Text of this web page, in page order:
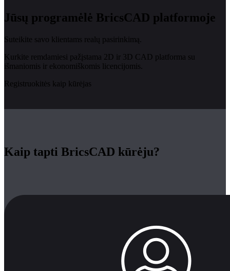
Jūsų programėlė BricsCAD platformoje
Suteikite savo klientams realų pasirinkimą.
Kurkite remdamiesi pažįstama 2D ir 3D CAD platforma su
išmaniomis ir ekonomiškomis licencijomis.
Registruokitės kaip kūrėjas
Kaip tapti BricsCAD kūrėju?